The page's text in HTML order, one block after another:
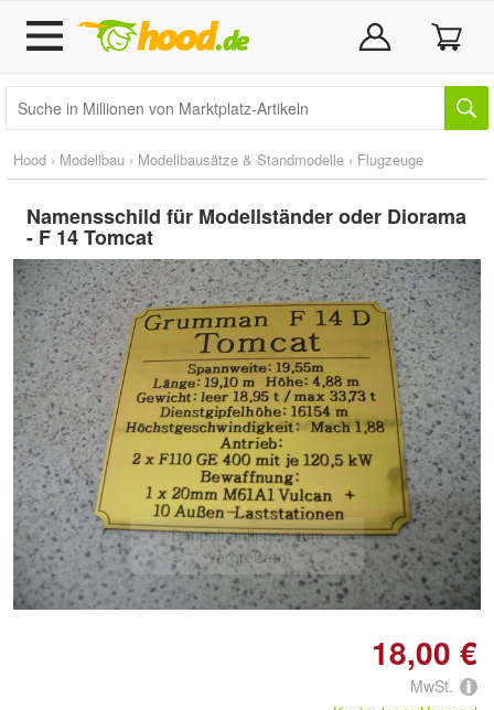
Hood › Modellbau › Modellbausätze & Standmodelle › Flugzeuge
Namensschild für Modellständer oder Diorama
- F 14 Tomcat
Doppelt antippen zum
vergrößern
18,00 €
MwSt.